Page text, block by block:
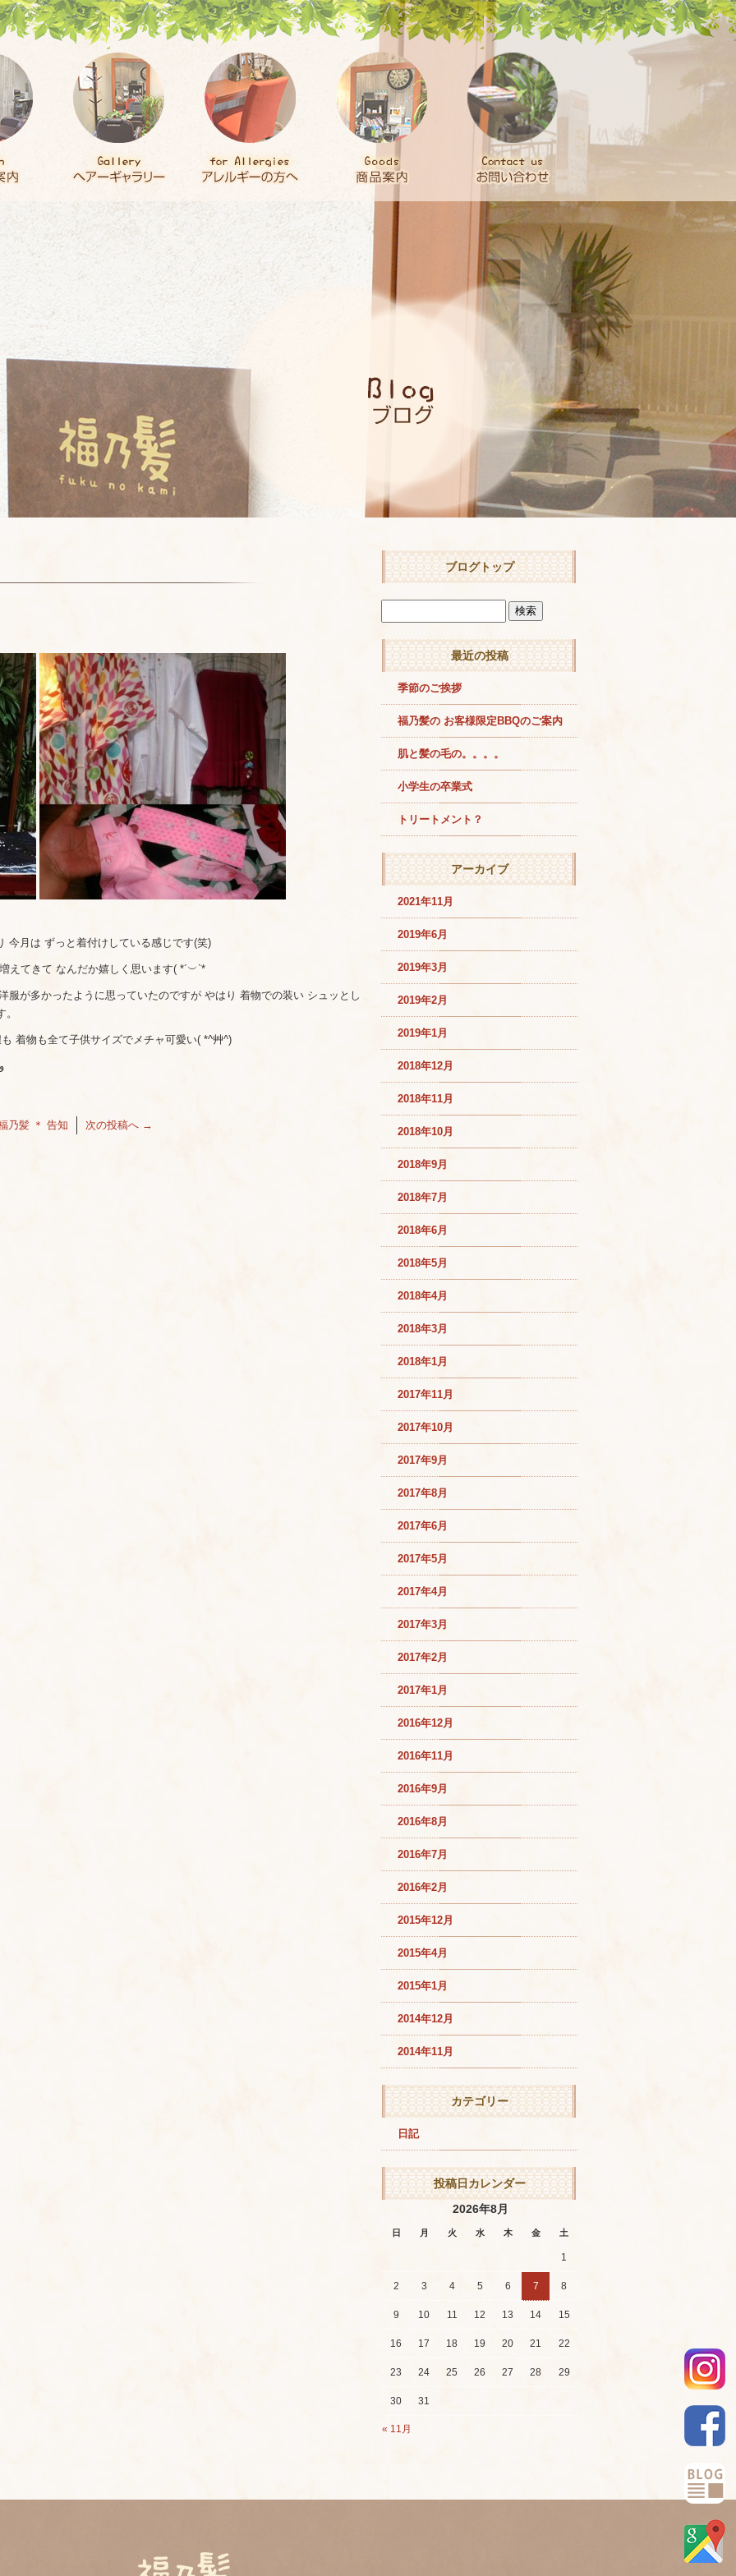
今月は ずっと着付けしている感じです(笑)
えてきて なんだか嬉しく思います( *´︶`*
服が多かったように思っていたのですが やはり 着物での装い シュッとし
着物も全て子供サイズでメチャ可愛い( *^艸^)
随時 アップ出来たらしていきますね٩̋(ˊ•͈ω•͈ˋ)و
乃髪 ＊ 告知 次の投稿へ →
ブログトップ
最近の投稿
季節のご挨拶
福乃髪の お客様限定BBQのご案内
肌と髪の毛の。。。。
小学生の卒業式
トリートメント？
アーカイブ
2021年11月
2019年6月
2019年3月
2019年2月
2019年1月
2018年12月
2018年11月
2018年10月
2018年9月
2018年7月
2018年6月
2018年5月
2018年4月
2018年3月
2018年1月
2017年11月
2017年10月
2017年9月
2017年8月
2017年6月
2017年5月
2017年4月
2017年3月
2017年2月
2017年1月
2016年12月
2016年11月
2016年9月
2016年8月
2016年7月
2016年2月
2015年12月
2015年4月
2015年1月
2014年12月
2014年11月
カテゴリー
日記
投稿日カレンダー
2026年8月
日 月 火 水 木 金 土
« 11月
1
2 3 4 5 6 7 8
9 10 11 12 13 14 15
16 17 18 19 20 21 22
23 24 25 26 27 28 29
30 31